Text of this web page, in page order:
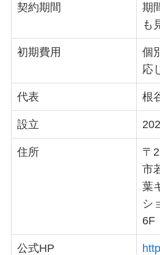
契約期間
期
も
初期費用
個
応
代表 根
設立
住所
〒
市
葉
シ
6F
公式HP